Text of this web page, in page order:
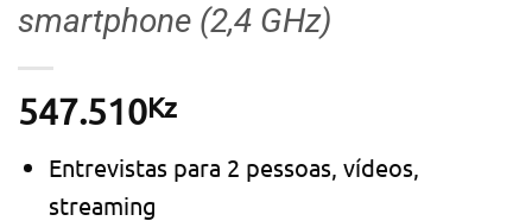
smartphone (2,4 GHz)
547.510Kz
Entrevistas para 2 pessoas, vídeos,
streaming